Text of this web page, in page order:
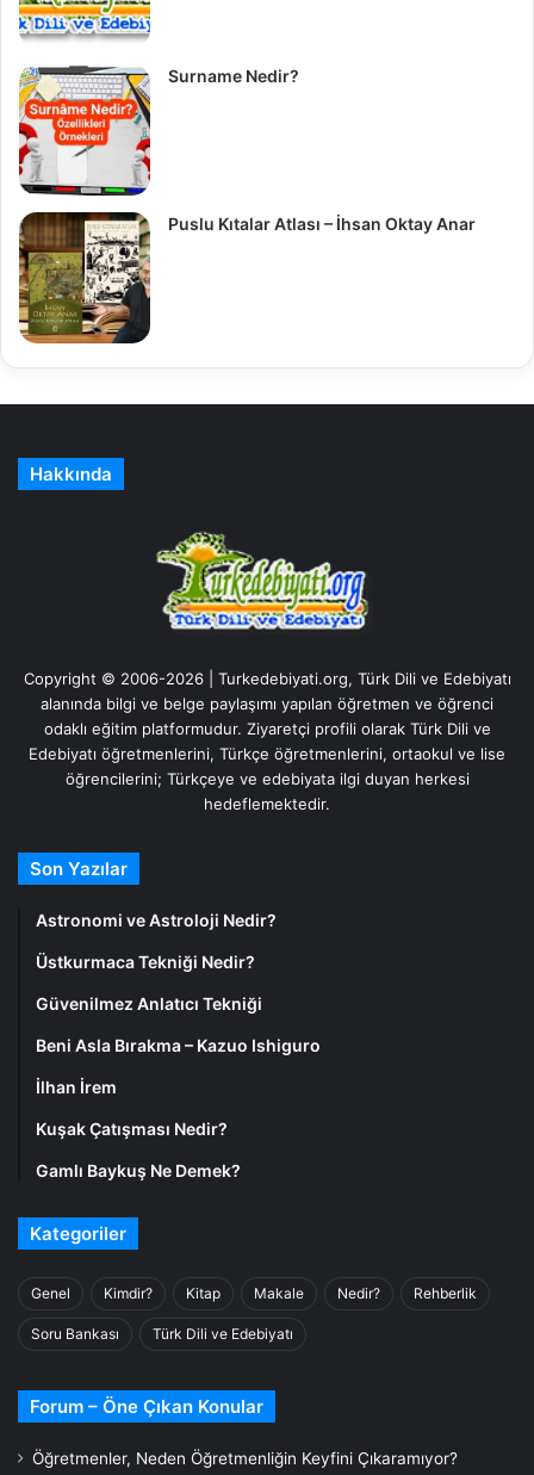
Surname Nedir?
Puslu Kıtalar Atlası – İhsan Oktay Anar
Hakkında
Copyright © 2006-2026 | Turkedebiyati.org, Türk Dili ve Edebiyatı
alanında bilgi ve belge paylaşımı yapılan öğretmen ve öğrenci
odaklı eğitim platformudur. Ziyaretçi profili olarak Türk Dili ve
Edebiyatı öğretmenlerini, Türkçe öğretmenlerini, ortaokul ve lise
öğrencilerini; Türkçeye ve edebiyata ilgi duyan herkesi
hedeflemektedir.
Son Yazılar
Astronomi ve Astroloji Nedir?
Üstkurmaca Tekniği Nedir?
Güvenilmez Anlatıcı Tekniği
Beni Asla Bırakma – Kazuo Ishiguro
İlhan İrem
Kuşak Çatışması Nedir?
Gamlı Baykuş Ne Demek?
Kategoriler
Genel Kimdir? Kitap Makale Nedir? Rehberlik
Soru Bankası Türk Dili ve Edebiyatı
Forum – Öne Çıkan Konular
Öğretmenler, Neden Öğretmenliğin Keyfini Çıkaramıyor?